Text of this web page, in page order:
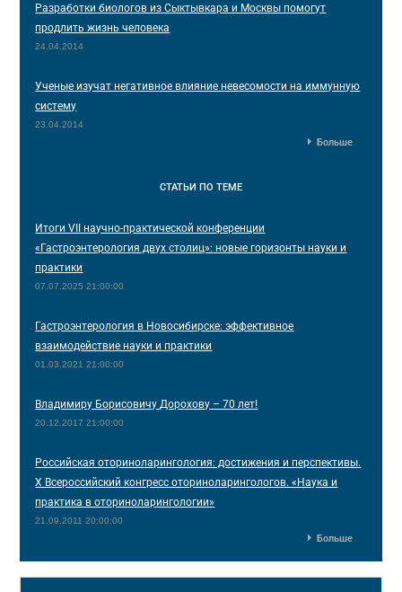
Разработки биологов из Сыктывкара и Москвы помогут
продлить жизнь человека
24.04.2014
Ученые изучат негативное влияние невесомости на иммунную
систему
23.04.2014
Больше
СТАТЬИ ПО ТЕМЕ
Итоги VII научно-практической конференции
«Гастроэнтерология двух столиц»: новые горизонты науки и
практики
07.07.2025 21:00:00
Гастроэнтерология в Новосибирске: эффективное
взаимодействие науки и практики
01.03.2021 21:00:00
Владимиру Борисовичу Дорохову – 70 лет!
20.12.2017 21:00:00
Российская оториноларингология: достижения и перспективы.
X Всероссийский конгресс оториноларингологов. «Наука и
практика в оториноларингологии»
21.09.2011 20:00:00
Больше